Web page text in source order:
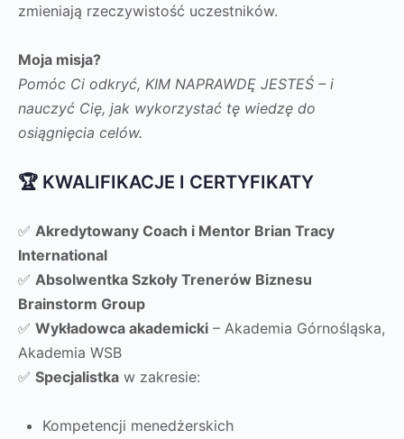
zmieniają rzeczywistość uczestników.
Moja misja?
Pomóc Ci odkryć, KIM NAPRAWDĘ JESTEŚ – i
nauczyć Cię, jak wykorzystać tę wiedzę do
osiągnięcia celów.
🏆 KWALIFIKACJE I CERTYFIKATY
✅ Akredytowany Coach i Mentor Brian Tracy
International
✅ Absolwentka Szkoły Trenerów Biznesu
Brainstorm Group
✅ Wykładowca akademicki – Akademia Górnośląska,
Akademia WSB
✅ Specjalistka w zakresie:
Kompetencji menedżerskich